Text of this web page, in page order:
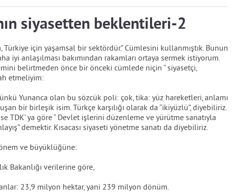
siyasetten beklentileri-2
Türkiye için yaşamsal bir sektördür.” Cümlesini kullanmıştık. Bunun
iyi anlaşılması bakımından rakamları ortaya sermek istiyorum.
belirtmeden önce bir önceki cümlede niçin “ siyasetçi,
etmeliyim:
Yunanca olan bu sözcük poli: çok, tika: yüz hareketleri, anlamı
bir birleşik isim. Türkçe karşılığı olarak da “ikiyüzlü”, diyebiliriz.
TDK’ ya göre “ Devlet işlerini düzenleme ve yürütme sanatıyla
demektir. Kısacası siyaseti yönetme sanatı da diyebiliriz.
ve büyüklüğüne:
Bakanlığı verilerine göre,
23,9 milyon hektar, yani 239 milyon dönüm.